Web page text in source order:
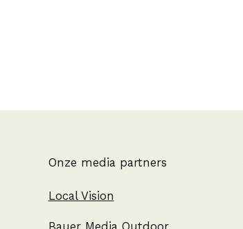
Onze media partners
Local Vision
Bauer Media Outdoor